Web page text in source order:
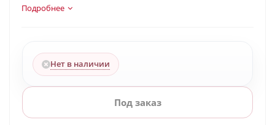
Подробнее
Нет в наличии
Под заказ